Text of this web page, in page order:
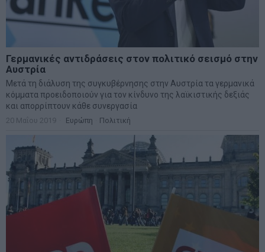
Γερμανικές αντιδράσεις στον πολιτικό σεισμό στην
Αυστρία
Μετά τη διάλυση της συγκυβέρνησης στην Αυστρία τα γερμανικά
κόμματα προειδοποιούν για τον κίνδυνο της λαϊκιστικής δεξιάς
και απορρίπτουν κάθε συνεργασία
20 Μαΐου 2019 Ευρώπη Πολιτική